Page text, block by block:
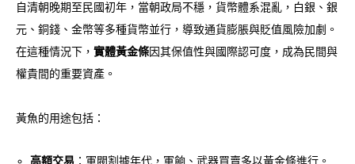
自清朝晚期至民國初年，當朝政局不穩，貨幣體系混亂，白銀、銀
元、銅錢、金幣等多種貨幣並行，導致通貨膨脹與貶值風險加劇。
在這種情況下， 實體黃金條因其保值性與國際認可度，成為民間與
權貴間的重要資產。
黃魚的用途包括：
高額交易 ：軍閥割據年代，軍餉、武器買賣多以黃金條進行。